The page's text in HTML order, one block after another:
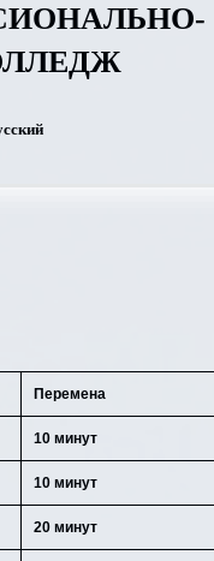
Перемена
10 минут
10 минут
20 минут